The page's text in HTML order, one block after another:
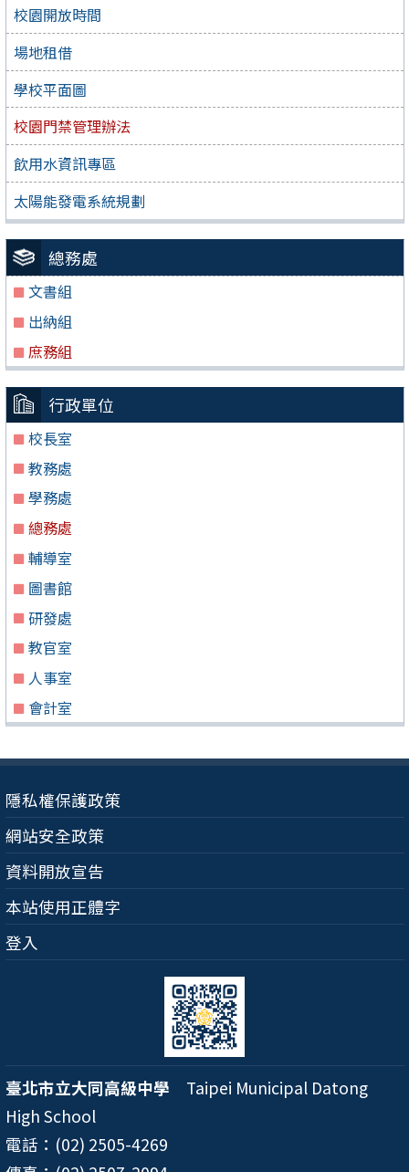
校園開放時間
場地租借
學校平面圖
校園門禁管理辦法
飲用水資訊專區
太陽能發電系統規劃
總務處
文書組
出納組
庶務組
行政單位
校長室
教務處
學務處
總務處
輔導室
圖書館
研發處
教官室
人事室
會計室
隱私權保護政策
網站安全政策
資料開放宣告
本站使用正體字
登入
臺北市立大同高級中學 Taipei Municipal Datong
High School
電話：(02) 2505-4269